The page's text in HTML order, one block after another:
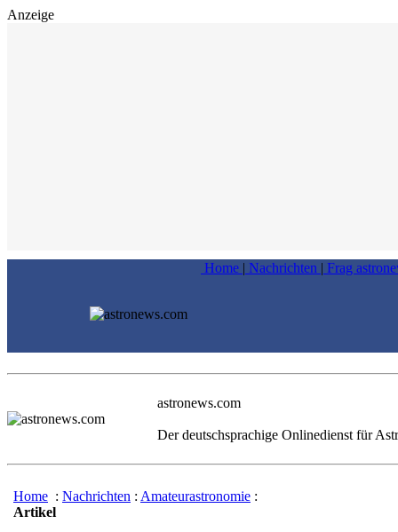
Anzeige
Home | Nachrichten | Frag
astronews.com
Der deutschsprachige Onlinedienst für
Home : Nachrichten : Amateurastronomie :
Artikel